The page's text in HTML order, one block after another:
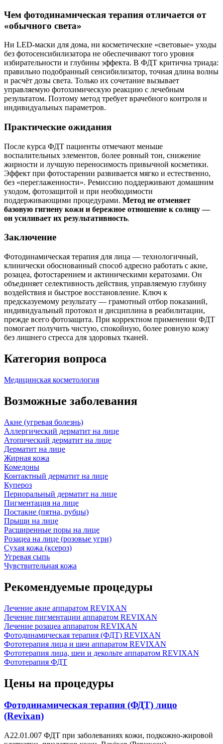
Чем фотодинамическая терапия отличается от
«обычного света»
Ни LED‑маски для дома, ни косметические «световые» уходы
без фотосенсибилизатора не обеспечивают того уровня
избирательности и глубины эффекта. В ФДТ критична триада:
правильно подобранный сенсибилизатор, точная длина волны
и расчёт дозы света. Только их сочетание вызывает
управляемую фотохимическую реакцию с лечебным
результатом. Поэтому метод требует врачебного контроля и
индивидуальных параметров.
Практические ожидания
После курса ФДТ пациенты отмечают меньше
воспалительных элементов, более ровный тон, снижение
жирности и лучшую переносимость привычной косметики.
Эффект при фотостарении развивается мягко и естественно,
без «переглаженности». Ремиссию поддерживают домашним
уходом, фотозащитой и при необходимости
поддерживающими процедурами. Метод не отменяет
базовую гигиену кожи и бережное отношение к солнцу —
он усиливает их результативность.
Заключение
Фотодинамическая терапия для лица — технологичный,
клинически обоснованный способ адресно работать с акне,
розацеа, фотостарением и актиническими кератозами. Он
объединяет селективность действия, управляемую глубину
воздействия и быстрое восстановление. Ключ к
предсказуемому результату — грамотный отбор показаний,
индивидуальный протокол и дисциплина в реабилитации,
прежде всего фотозащита. При корректном применении ФДТ
помогает получить чистую, спокойную, более ровную кожу
без лишнего стресса для здоровых тканей.
Категория вопроса
Медицинская косметология
Возможные заболевания
Акне (угревая болезнь)
Аллергический дерматит на лице
Атопический дерматит на лице
Дерматит на лице
Жирная кожа
Комедоны
Контактный дерматит на лице
Купероз
Периоральный дерматит на лице
Пигментация на лице
Постакне (пятна, рубцы)
Прыщи на лице
Расширенные поры на лице
Розацеа на лице (розовые угри)
Сухая кожа (ксероз)
Угревая сыпь
Чувствительная кожа
Рекомендуемые процедуры
Лечение акне аппаратом REVIXAN
Лечение пигментации аппаратом REVIXAN
Лечение розацеа аппаратом REVIXAN
Фотодинамическая терапия (ФДТ) REVIXAN
Фототерапия лица и шеи аппаратом REVIXAN
Фототерапия лица, шеи и декольте аппаратом REVIXAN
Фототерапия ФДТ
Цены на процедуры
Фотодинамическая терапия (ФДТ) лицо
(Revixan)
А22.01.007 ФДТ при заболеваниях кожи, подкожно-жировой